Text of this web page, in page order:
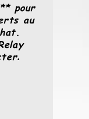
pour
au
.